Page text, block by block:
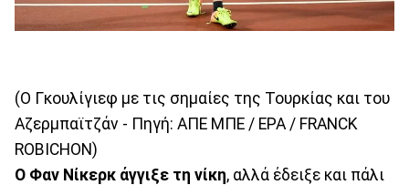
(Ο Γκουλίγιεφ με τις σημαίες της Τουρκίας και του
Αζερμπαϊτζάν - Πηγή: ΑΠΕ ΜΠΕ / EPA / FRANCK
ROBICHON)
Ο Φαν Νίκερκ άγγιξε τη νίκη, αλλά έδειξε και πάλι